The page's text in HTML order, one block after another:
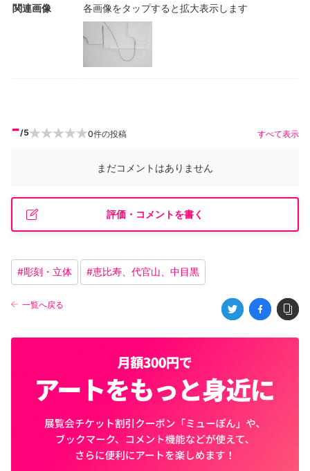
関連画像 各画像をタップすると拡大表示します
-/5 0件の投稿 すべて表示
まだコメントはありません
評価・コメントを書く
#彫刻・立体 #恵比寿、代官山、中目黒
一覧へ戻る